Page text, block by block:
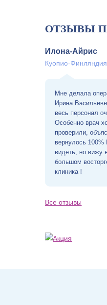
ОТЗЫВЫ
Илона-Айрис
Куопио-
Мне делала
Ирина
весь персонал
Особенно врач
проверили,
вернулось 100%
видеть, но вижу
большом
клиника !
Все отзывы